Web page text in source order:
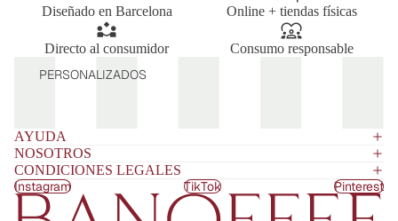
Y
OS
CHA
Y
JERS
EYS
PIJA
S
BOL
BOL
SOS
DE
HOM
p
e
r
o
z
a
d
PERSONALIZADOS
Diseñado en Barcelona Online + tiendas físicas
Directo al consumidor Consumo responsable
AYUDA
NOSOTROS
CONDICIONES LEGALES
Instagram TikTok Pinterest